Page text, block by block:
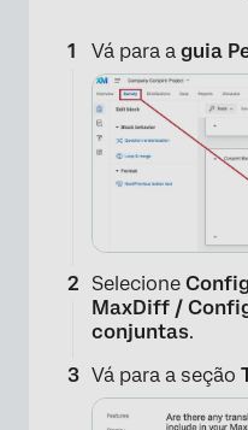
Vá para a guia
Selecione
MaxDiff /
conjuntas.
Vá para a seção